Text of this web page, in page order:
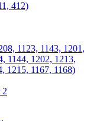
412)
1123, 1143, 1201,
1144, 1202, 1213,
1215, 1167, 1168)
2